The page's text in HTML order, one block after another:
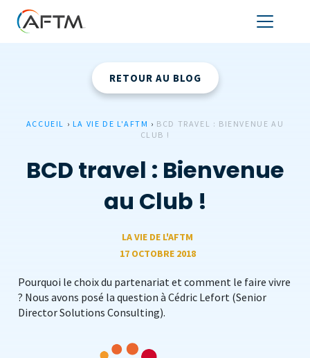
RETOUR AU BLOG
ACCUEIL › LA VIE DE L'AFTM › BCD TRAVEL : BIENVENUE AU
CLUB !
BCD travel : Bienvenue
au Club !
LA VIE DE L'AFTM
17 OCTOBRE 2018
Pourquoi le choix du partenariat et comment le faire vivre
? Nous avons posé la question à Cédric Lefort (Senior
Director Solutions Consulting).